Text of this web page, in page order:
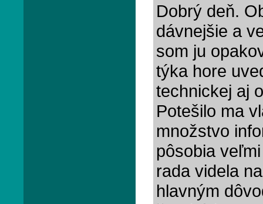
Dobrý deň.
dávnejšie a
som ju
týka hore
technickej aj
Potešilo ma
množstvo
pôsobia
rada videla
hlavným